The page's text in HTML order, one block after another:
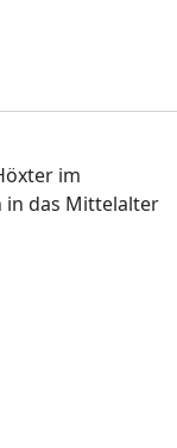
im
in das Mittelalter